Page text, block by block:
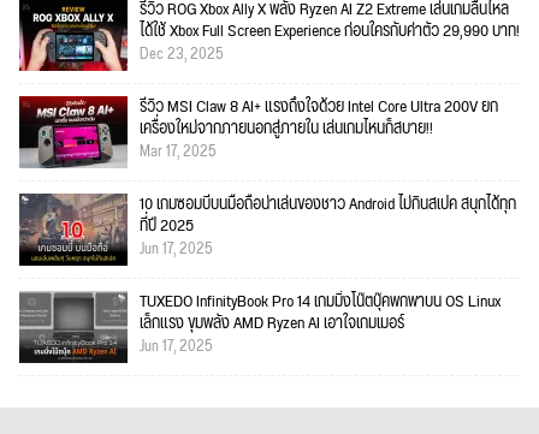
รีวิว ROG Xbox Ally X พลัง Ryzen AI Z2 Extreme เล่นเกมลื่นไหล
ได้ใช้ Xbox Full Screen Experience ก่อนใครกับค่าตัว 29,990 บาท!
Dec 23, 2025
รีวิว MSI Claw 8 AI+ แรงถึงใจด้วย Intel Core Ultra 200V ยก
เครื่องใหม่จากภายนอกสู่ภายใน เล่นเกมไหนก็สบาย!!
Mar 17, 2025
10 เกมซอมบี้บนมือถือน่าเล่นของชาว Android ไม่กินสเปค สนุกได้ทุก
ที่ปี 2025
Jun 17, 2025
TUXEDO InfinityBook Pro 14 เกมมิ่งโน๊ตบุ๊คพกพาบน OS Linux
เล็กแรง ขุมพลัง AMD Ryzen AI เอาใจเกมเมอร์
Jun 17, 2025